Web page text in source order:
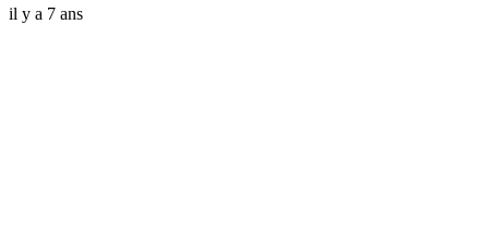
il y a 7 ans